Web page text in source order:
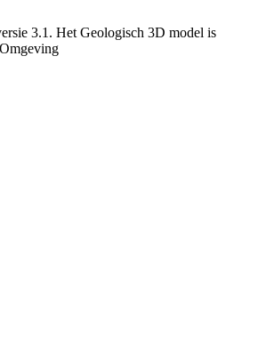
3.1. Het Geologisch 3D model is